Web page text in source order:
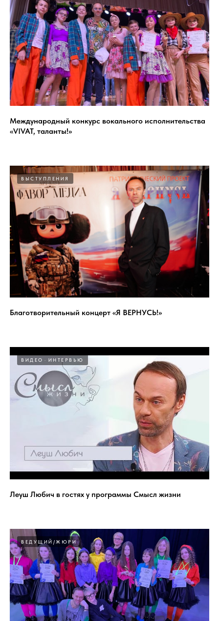
Международный конкурс вокального исполнительства
«VIVAT, таланты!»
ВЫСТУПЛЕНИЯ
Благотворительный концерт «Я ВЕРНУСЬ!»
ВИДЕО ИНТЕРВЬЮ
Леуш Любич в гостях у программы Смысл жизни
ВЕДУЩИЙ/ЖЮРИ